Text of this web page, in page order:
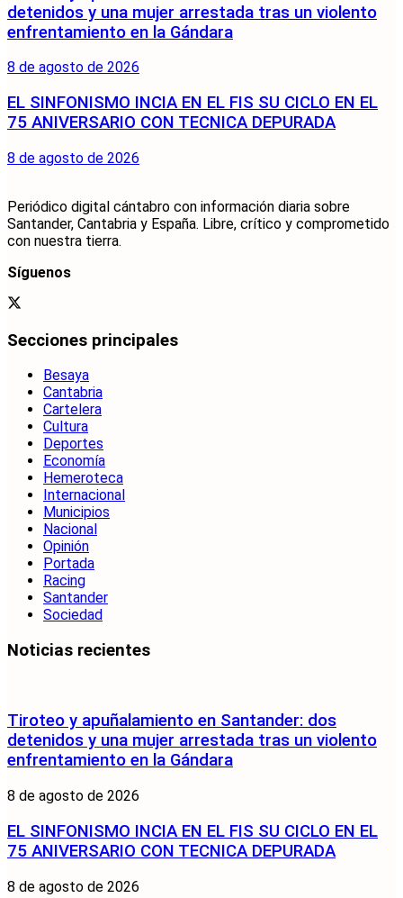
detenidos y una mujer arrestada tras un violento
enfrentamiento en la Gándara
8 de agosto de 2026
EL SINFONISMO INCIA EN EL FIS SU CICLO EN EL
75 ANIVERSARIO CON TECNICA DEPURADA
8 de agosto de 2026
Periódico digital cántabro con información diaria sobre
Santander, Cantabria y España. Libre, crítico y comprometido
con nuestra tierra.
Síguenos
Secciones principales
Besaya
Cantabria
Cartelera
Cultura
Deportes
Economía
Hemeroteca
Internacional
Municipios
Nacional
Opinión
Portada
Racing
Santander
Sociedad
Noticias recientes
Tiroteo y apuñalamiento en Santander: dos
detenidos y una mujer arrestada tras un violento
enfrentamiento en la Gándara
8 de agosto de 2026
EL SINFONISMO INCIA EN EL FIS SU CICLO EN EL
75 ANIVERSARIO CON TECNICA DEPURADA
8 de agosto de 2026